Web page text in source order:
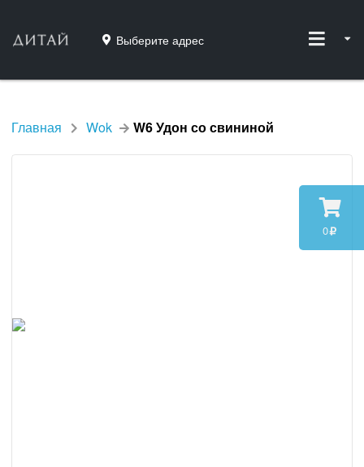
0
Выберите адрес
Главная Wok W6 Удон со свининой